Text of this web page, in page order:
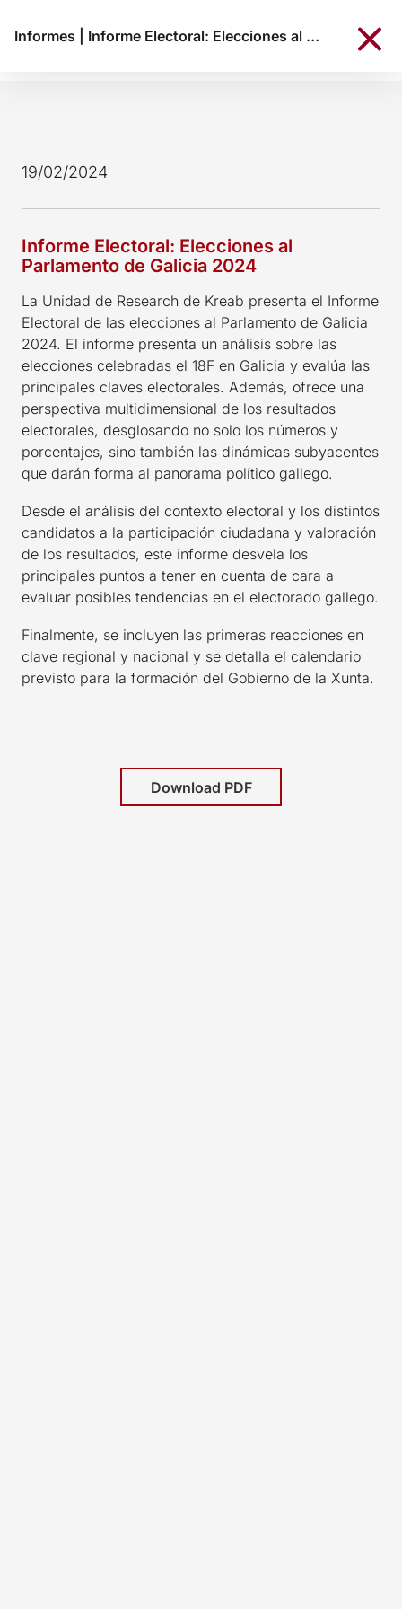
Informes Informe Electoral: Elecciones al Parlamento de Galicia 2024
19/02/2024
Informe Electoral: Elecciones al
Parlamento de Galicia 2024
La Unidad de Research de Kreab presenta el Informe
Electoral de las elecciones al Parlamento de Galicia
2024. El informe presenta un análisis sobre las
elecciones celebradas el 18F en Galicia y evalúa las
principales claves electorales. Además, ofrece una
perspectiva multidimensional de los resultados
electorales, desglosando no solo los números y
porcentajes, sino también las dinámicas subyacentes
que darán forma al panorama político gallego.
Desde el análisis del contexto electoral y los distintos
candidatos a la participación ciudadana y valoración
de los resultados, este informe desvela los
principales puntos a tener en cuenta de cara a
evaluar posibles tendencias en el electorado gallego.
Finalmente, se incluyen las primeras reacciones en
clave regional y nacional y se detalla el calendario
previsto para la formación del Gobierno de la Xunta.
Download PDF